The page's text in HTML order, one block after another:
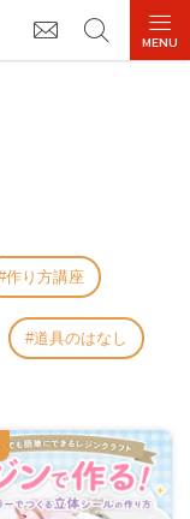
作り方講座
道具のはなし